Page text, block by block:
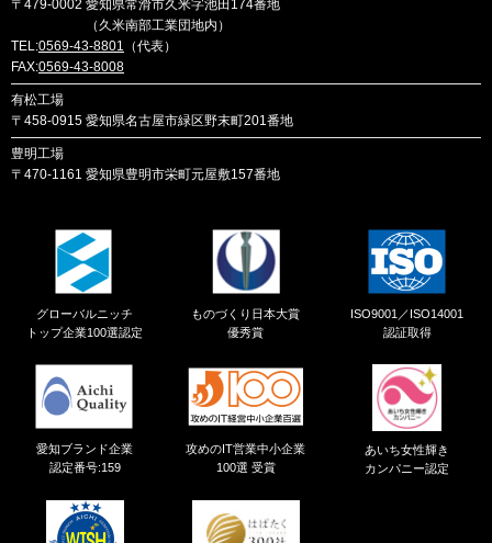
〒479-0002 愛知県常滑市久米字池田174番地
（久米南部工業団地内）
TEL:0569-43-8801
（代表）
FAX:0569-43-8008
有松工場
〒458-0915 愛知県名古屋市緑区野末町201番地
豊明工場
〒470-1161 愛知県豊明市栄町元屋敷157番地
グローバルニッチ
トップ企業100選認定
ものづくり日本大賞
優秀賞
ISO9001／ISO14001
認証取得
愛知ブランド企業
認定番号:159
攻めのIT営業中小企業
100選 受賞
あいち女性輝き
カンパニー認定